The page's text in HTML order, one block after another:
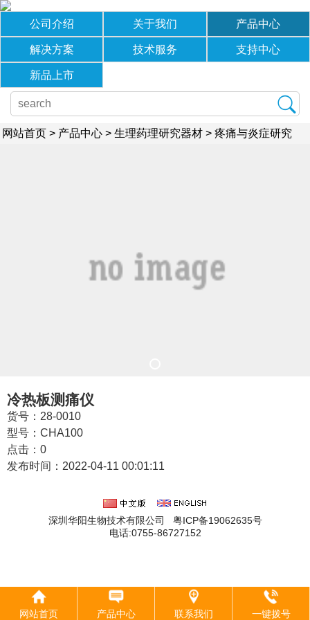
公司介绍 关于我们 产品中心
解决方案 技术服务 支持中心
新品上市
网站首页 > 产品中心 > 生理药理研究器材 > 疼痛与炎症研究
冷热板测痛仪
货号：28-0010
型号：CHA100
点击：0
发布时间：2022-04-11 00:01:11
深圳华阳生物技术有限公司 粤ICP备19062635号
电话:0755-86727152
网站首页 产品中心 联系我们 一键拨号